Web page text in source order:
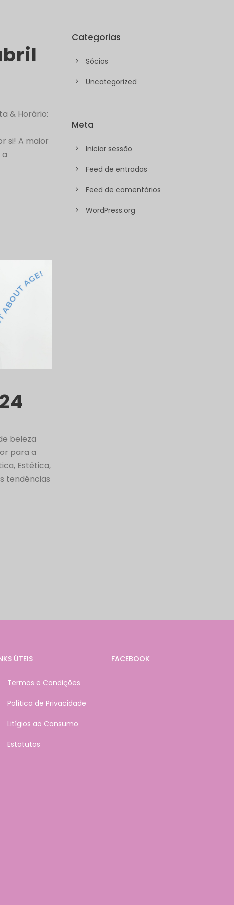
& Horário:
si! A maior
a
beleza
para a
Estética,
tendências
Categorias
Sócios
Uncategorized
Meta
Iniciar sessão
Feed de entradas
Feed de comentários
WordPress.org
ÚTEIS
Termos e Condições
Política de Privacidade
Litígios ao Consumo
Estatutos
FACEBOOK